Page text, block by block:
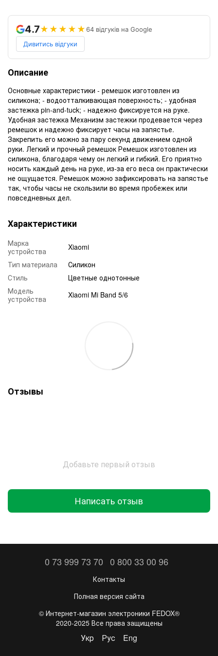
4.7★★★★★64 відгуків на Google
Дивитись відгуки
Описание
Основные характеристики - ремешок изготовлен из
силикона; - водоотталкивающая поверхность; - удобная
застежка pin-and-tuck; - надежно фиксируется на руке.
Удобная застежка Механизм застежки продевается через
ремешок и надежно фиксирует часы на запястье.
Закрепить его можно за пару секунд движением одной
руки. Легкий и прочный ремешок Ремешок изготовлен из
силикона, благодаря чему он легкий и гибкий. Его приятно
носить каждый день на руке, из-за его веса он практически
не ощущается. Ремешок можно зафиксировать на запястье
так, чтобы часы не скользили во время пробежек или
повседневных дел.
Характеристики
Марка
устройства
Xiaomi
Тип материала
Силикон
Стиль
Цветные однотонные
Модель
устройства
Xiaomi Mi Band 5/6
Отзывы
Добавьте первый отзыв
Написать отзыв
0 73 999 73 70 0 800 33 00 96
Контакты
Полная версия сайта
©️ Интернет-магазин электроники FEDOX®
2020-2025 Все права защищены
Укр Рус Eng